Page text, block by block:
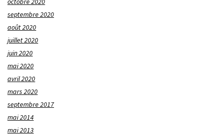
septembre 2020
août 2020
juillet 2020
juin 2020
mai 2020
avril 2020
mars 2020
septembre 2017
mai 2014
mai 2013